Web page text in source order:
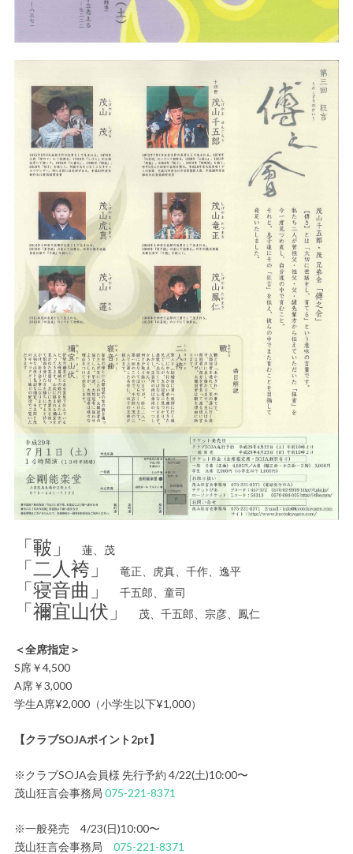
「皸」 蓮、茂
「二人袴」 竜正、虎真、千作、逸平
「寝音曲」 千五郎、童司
「禰宜山伏」 茂、千五郎、宗彦、鳳仁
＜全席指定＞
S席￥4,500
A席￥3,000
学生A席¥2,000（小学生以下¥1,000）
【クラブSOJAポイント2pt】
※クラブSOJA会員様 先行予約 4/22(土)10:00〜
茂山狂言会事務局 075-221-8371
※一般発売 4/23(日)10:00〜
茂山狂言会事務局 075-221-8371